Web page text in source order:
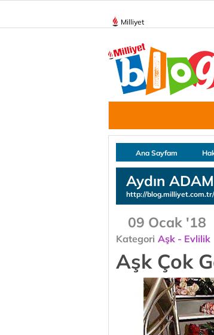
Milliyet
Ana Sayfam
Aydın ADAM
http://
09 Ocak '18
Kategori Aşk - Evlilik
Aşk Çok